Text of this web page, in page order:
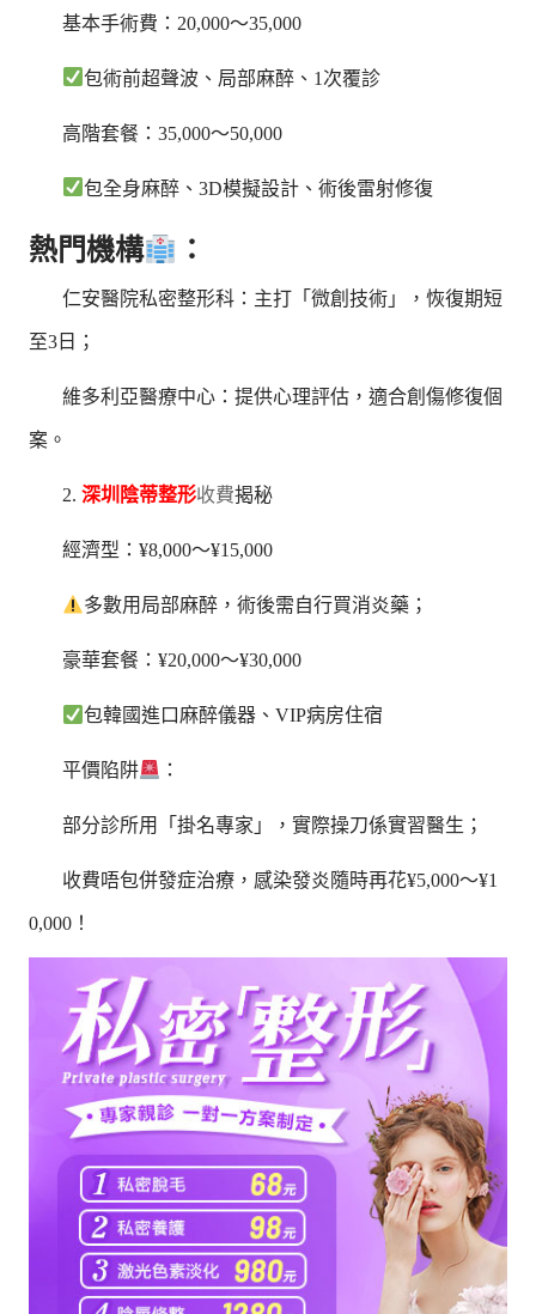
基本手術費：20,000～35,000
包術前超聲波、局部麻醉、1次覆診
高階套餐：35,000～50,000
包全身麻醉、3D模擬設計、術後雷射修復
熱門機構 ：
仁安醫院私密整形科：主打「微創技術」，恢復期短
至3日；
維多利亞醫療中心：提供心理評估，適合創傷修復個
案。
2.深圳陰蒂整形收費揭秘
經濟型：¥8,000～¥15,000
多數用局部麻醉，術後需自行買消炎藥；
豪華套餐：¥20,000～¥30,000
包韓國進口麻醉儀器、VIP病房住宿
平價陷阱 ：
部分診所用「掛名專家」，實際操刀係實習醫生；
收費唔包併發症治療，感染發炎隨時再花¥5,000～¥1
0,000！